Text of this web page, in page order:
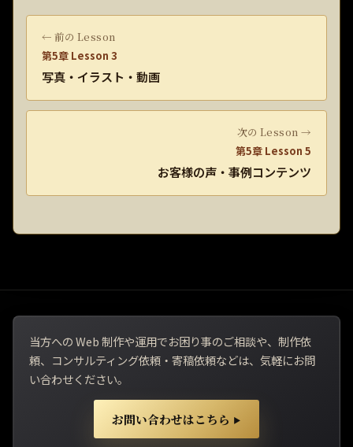
← 前の Lesson
第5章 Lesson 3
写真・イラスト・動画
次の Lesson →
第5章 Lesson 5
お客様の声・事例コンテンツ
当方への Web 制作や運用でお困り事のご相談や、制作依
頼、コンサルティング依頼・寄稿依頼などは、気軽にお問
い合わせください。
お問い合わせはこちら ▶